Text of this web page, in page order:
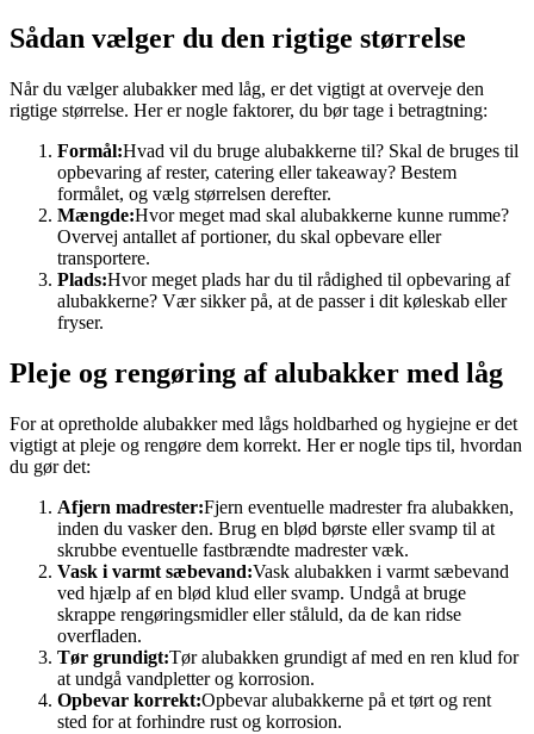
Sådan vælger du den rigtige størrelse
Når du vælger alubakker med låg, er det vigtigt at overveje den
rigtige størrelse. Her er nogle faktorer, du bør tage i betragtning:
Formål:Hvad vil du bruge alubakkerne til? Skal de bruges til
opbevaring af rester, catering eller takeaway? Bestem
formålet, og vælg størrelsen derefter.
Mængde:Hvor meget mad skal alubakkerne kunne rumme?
Overvej antallet af portioner, du skal opbevare eller
transportere.
Plads:Hvor meget plads har du til rådighed til opbevaring af
alubakkerne? Vær sikker på, at de passer i dit køleskab eller
fryser.
Pleje og rengøring af alubakker med låg
For at opretholde alubakker med lågs holdbarhed og hygiejne er det
vigtigt at pleje og rengøre dem korrekt. Her er nogle tips til, hvordan
du gør det:
Afjern madrester:Fjern eventuelle madrester fra alubakken,
inden du vasker den. Brug en blød børste eller svamp til at
skrubbe eventuelle fastbrændte madrester væk.
Vask i varmt sæbevand:Vask alubakken i varmt sæbevand
ved hjælp af en blød klud eller svamp. Undgå at bruge
skrappe rengøringsmidler eller ståluld, da de kan ridse
overfladen.
Tør grundigt:Tør alubakken grundigt af med en ren klud for
at undgå vandpletter og korrosion.
Opbevar korrekt:Opbevar alubakkerne på et tørt og rent
sted for at forhindre rust og korrosion.